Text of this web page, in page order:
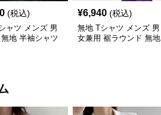
(税込)
ャツ メンズ 男
地 半袖シャツ
¥6,940 (税込)
無地 Tシャツ メンズ 男
女兼用 裾ラウンド 無地